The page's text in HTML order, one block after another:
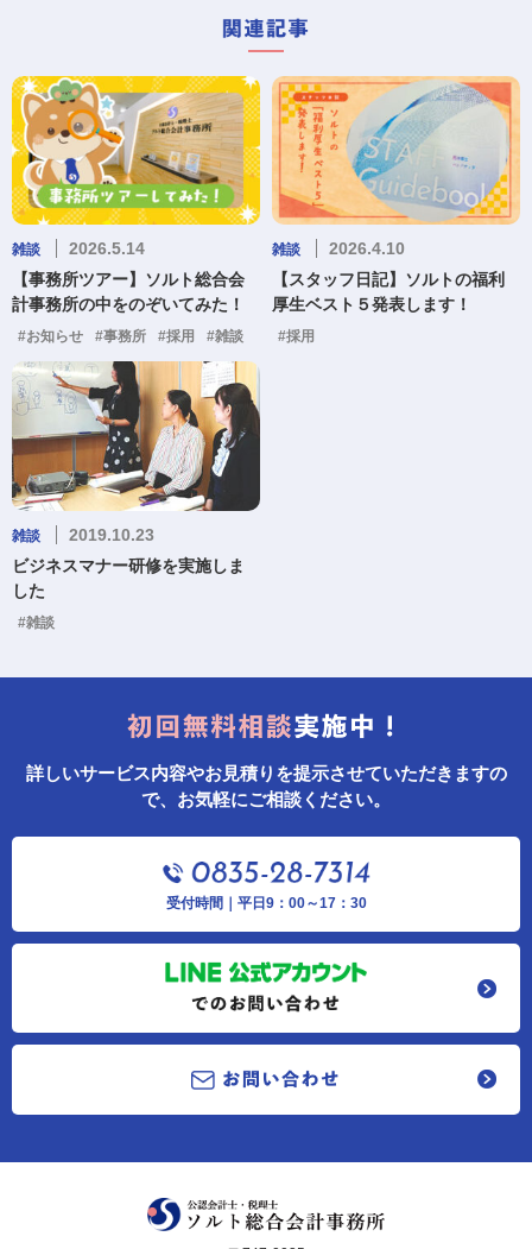
雑談
2026.5.14
【事務所ツアー】ソルト総合会
計事務所の中をのぞいてみた！
#お知らせ #事務所 #採用 #雑談
雑談
2026.4.10
【スタッフ日記】ソルトの福利
厚生ベスト５発表します！
#採用
雑談
2019.10.23
ビジネスマナー研修を実施しま
した
#雑談
詳しいサービス内容やお見積りを提示させていただきますの
で、お気軽にご相談ください。
受付時間｜平日9：00～17：30